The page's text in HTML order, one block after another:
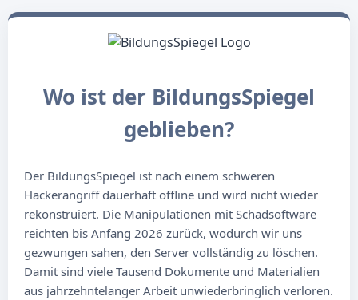
Wo ist der BildungsSpiegel
geblieben?
Der BildungsSpiegel ist nach einem schweren
Hackerangriff dauerhaft offline und wird nicht wieder
rekonstruiert. Die Manipulationen mit Schadsoftware
reichten bis Anfang 2026 zurück, wodurch wir uns
gezwungen sahen, den Server vollständig zu löschen.
Damit sind viele Tausend Dokumente und Materialien
aus jahrzehntelanger Arbeit unwiederbringlich verloren.